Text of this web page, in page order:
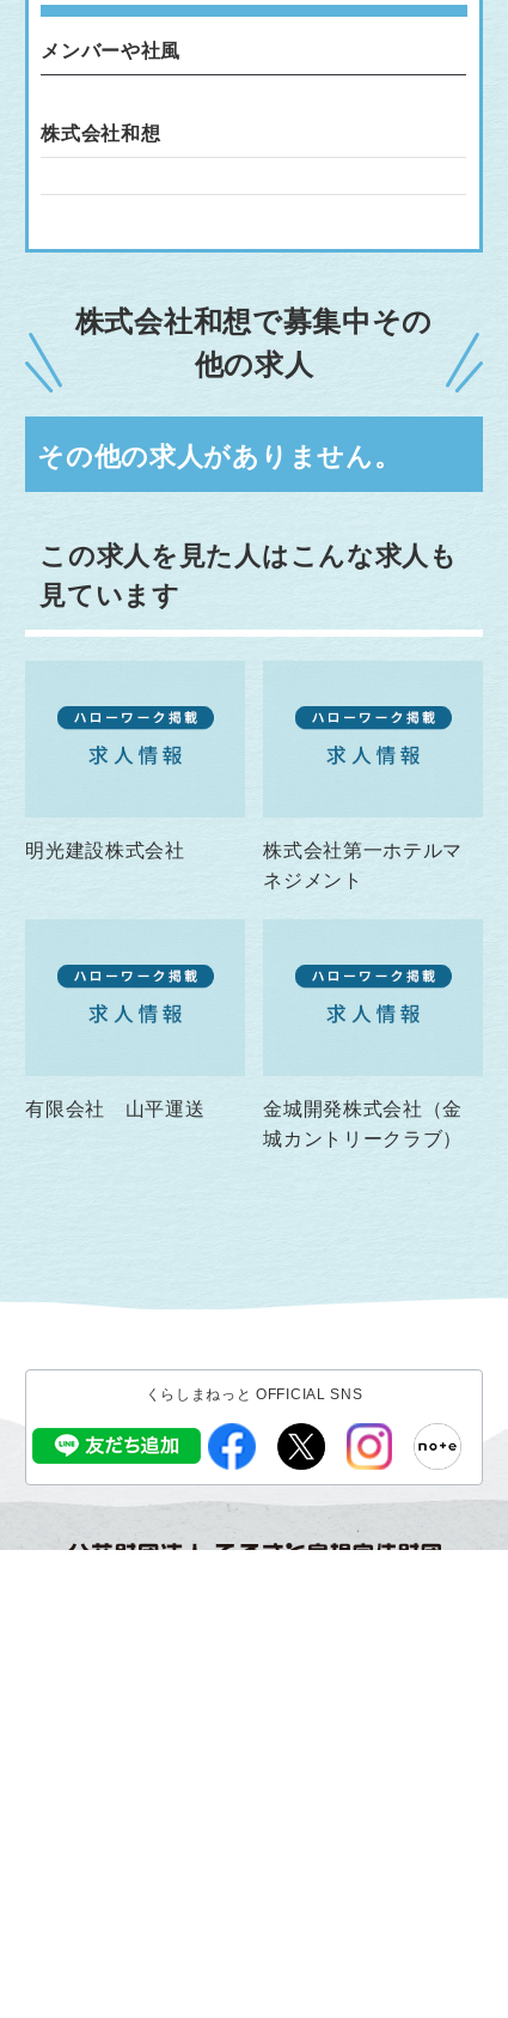
メンバーや社風
株式会社和想
株式会社和想で募集中その
他の求人
その他の求人がありません。
この求人を見た人はこんな求人も
見ています
明光建設株式会社
株式会社第一ホテルマ
ネジメント
有限会社 山平運送
金城開発株式会社（金
城カントリークラブ）
くらしまねっと OFFICIAL SNS